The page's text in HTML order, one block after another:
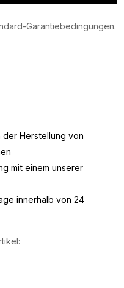
Garantiebedingungen.
der Herstellung von
mit einem unserer
innerhalb von 24